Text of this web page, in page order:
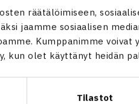
räätälöimiseen,
jaamme sosiaalisen
Kumppanimme voivat
olet käyttänyt heidän
Tilastot